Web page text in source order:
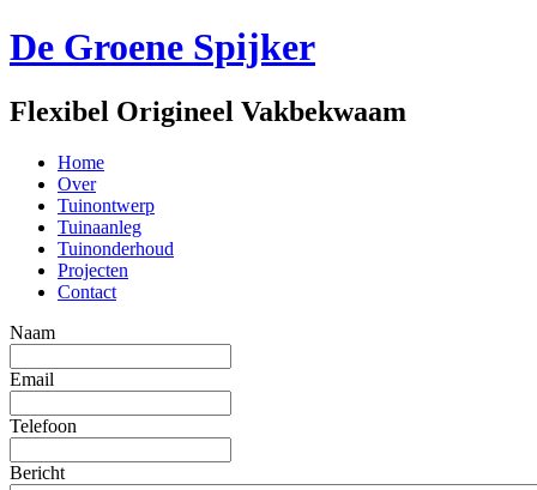
De Groene Spijker
Flexibel Origineel Vakbekwaam
Home
Over
Tuinontwerp
Tuinaanleg
Tuinonderhoud
Projecten
Contact
Naam
Email
Telefoon
Bericht